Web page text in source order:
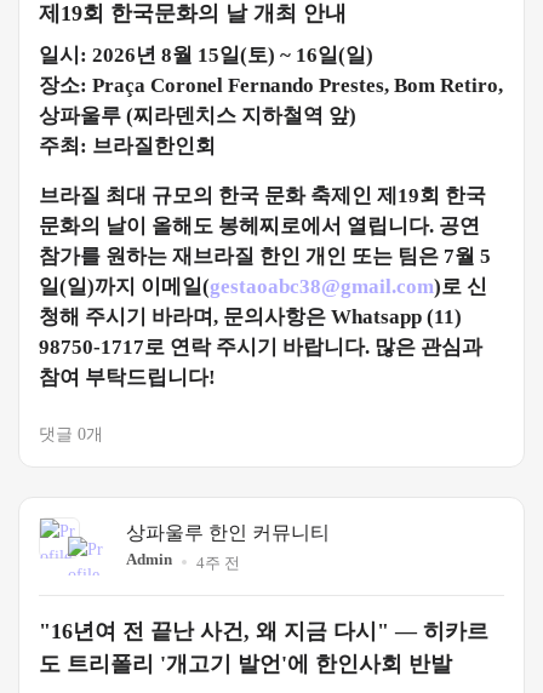
제19회 한국문화의 날 개최 안내
일시: 2026년 8월 15일(토) ~ 16일(일)
장소: Praça Coronel Fernando Prestes, Bom Retiro,
상파울루 (찌라덴치스 지하철역 앞)
주최: 브라질한인회
브라질 최대 규모의 한국 문화 축제인 제19회 한국
문화의 날이 올해도 봉헤찌로에서 열립니다. 공연
참가를 원하는 재브라질 한인 개인 또는 팀은 7월 5
일(일)까지 이메일(gestaoabc38@gmail.com)로 신
청해 주시기 바라며, 문의사항은 Whatsapp (11)
98750-1717로 연락 주시기 바랍니다. 많은 관심과
참여 부탁드립니다!
댓글 0개
상파울루 한인 커뮤니티
Admin 4주 전
"16년여 전 끝난 사건, 왜 지금 다시" — 히카르
도 트리폴리 '개고기 발언'에 한인사회 반발